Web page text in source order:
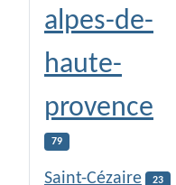
alpes-de-
haute-
provence
79
Saint-Cézaire 23